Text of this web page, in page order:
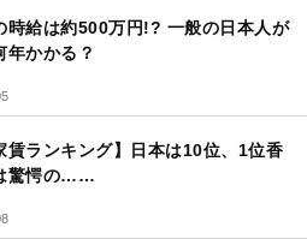
ク
時給は約500万円!? 一般の日本人が
年かかる？
賃ランキング】日本は10位、1位香
驚愕の……